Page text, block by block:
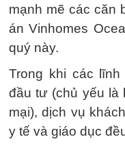
mạnh mẽ các căn
án Vinhomes
quý này.
Trong khi các
đầu tư (chủ yếu là
mại), dịch vụ
y tế và giáo dục